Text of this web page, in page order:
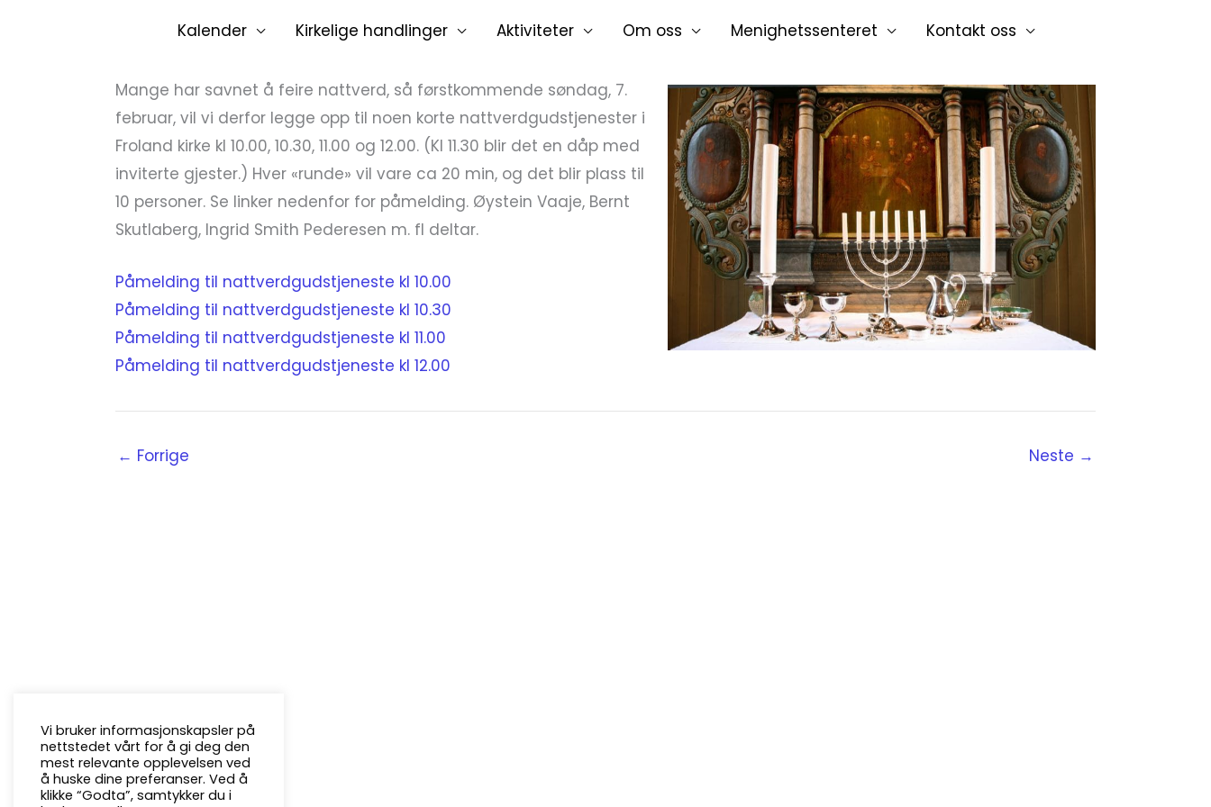
Kalender Kirkelige handlinger Aktiviteter Om oss Menighetssenteret Kontakt oss
Mange har savnet å feire nattverd, så førstkommende søndag, 7.
februar, vil vi derfor legge opp til noen korte nattverdgudstjenester i
Froland kirke kl 10.00, 10.30, 11.00 og 12.00. (Kl 11.30 blir det en dåp med
inviterte gjester.) Hver «runde» vil vare ca 20 min, og det blir plass til
10 personer. Se linker nedenfor for påmelding. Øystein Vaaje, Bernt
Skutlaberg, Ingrid Smith Pederesen m. fl deltar.
Påmelding til nattverdgudstjeneste kl 10.00
Påmelding til nattverdgudstjeneste kl 10.30
Påmelding til nattverdgudstjeneste kl 11.00
Påmelding til nattverdgudstjeneste kl 12.00
← Forrige Neste →
Vi bruker informasjonskapsler på
nettstedet vårt for å gi deg den
mest relevante opplevelsen ved
å huske dine preferanser. Ved å
klikke “Godta”, samtykker du i